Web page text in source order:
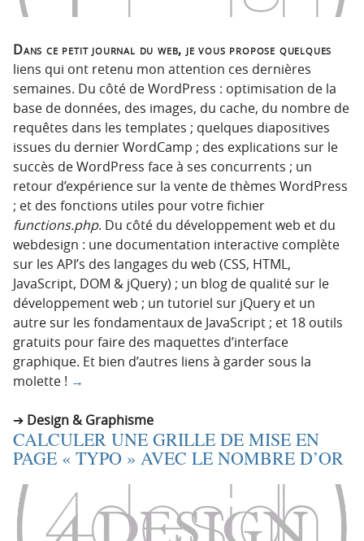
Dans ce petit journal du web, je vous propose quelques
liens qui ont retenu mon attention ces dernières
semaines. Du côté de WordPress : optimisation de la
base de données, des images, du cache, du nombre de
requêtes dans les templates ; quelques diapositives
issues du dernier WordCamp ; des explications sur le
succès de WordPress face à ses concurrents ; un
retour d’expérience sur la vente de thèmes WordPress
; et des fonctions utiles pour votre fichier
functions.php. Du côté du développement web et du
webdesign : une documentation interactive complète
sur les API’s des langages du web (CSS, HTML,
JavaScript, DOM & jQuery) ; un blog de qualité sur le
développement web ; un tutoriel sur jQuery et un
autre sur les fondamentaux de JavaScript ; et 18 outils
gratuits pour faire des maquettes d’interface
graphique. Et bien d’autres liens à garder sous la
molette ! →
Design & Graphisme
CALCULER UNE GRILLE DE MISE EN
PAGE « TYPO » AVEC LE NOMBRE D’OR